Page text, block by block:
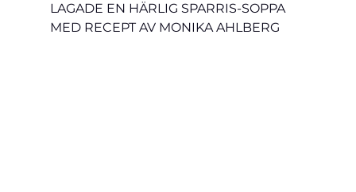
LAGADE EN HÄRLIG SPARRIS-SOPPA
MED RECEPT AV MONIKA AHLBERG